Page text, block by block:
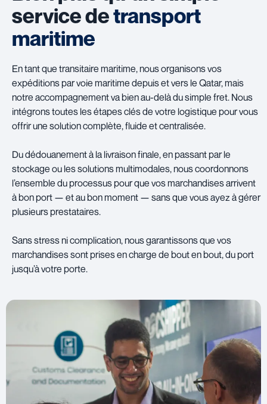
service detransport
maritime
En tant que transitaire maritime, nous organisons vos
expéditions par voie maritime depuis et vers le Qatar, mais
notre accompagnement va bien au-delà du simple fret. Nous
intégrons toutes les étapes clés de votre logistique pour vous
offrir une solution complète, fluide et centralisée.
Du dédouanement à la livraison finale, en passant par le
stockage ou les solutions multimodales, nous coordonnons
l’ensemble du processus pour que vos marchandises arrivent
à bon port — et au bon moment — sans que vous ayez à gérer
plusieurs prestataires.
Sans stress ni complication, nous garantissons que vos
marchandises sont prises en charge de bout en bout, du port
jusqu’à votre porte.